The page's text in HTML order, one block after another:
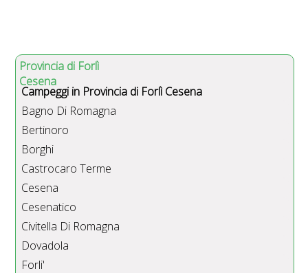
Provincia di Forlì
Cesena
Campeggi in Provincia di Forlì Cesena
Bagno Di Romagna
Bertinoro
Borghi
Castrocaro Terme
Cesena
Cesenatico
Civitella Di Romagna
Dovadola
Forli'